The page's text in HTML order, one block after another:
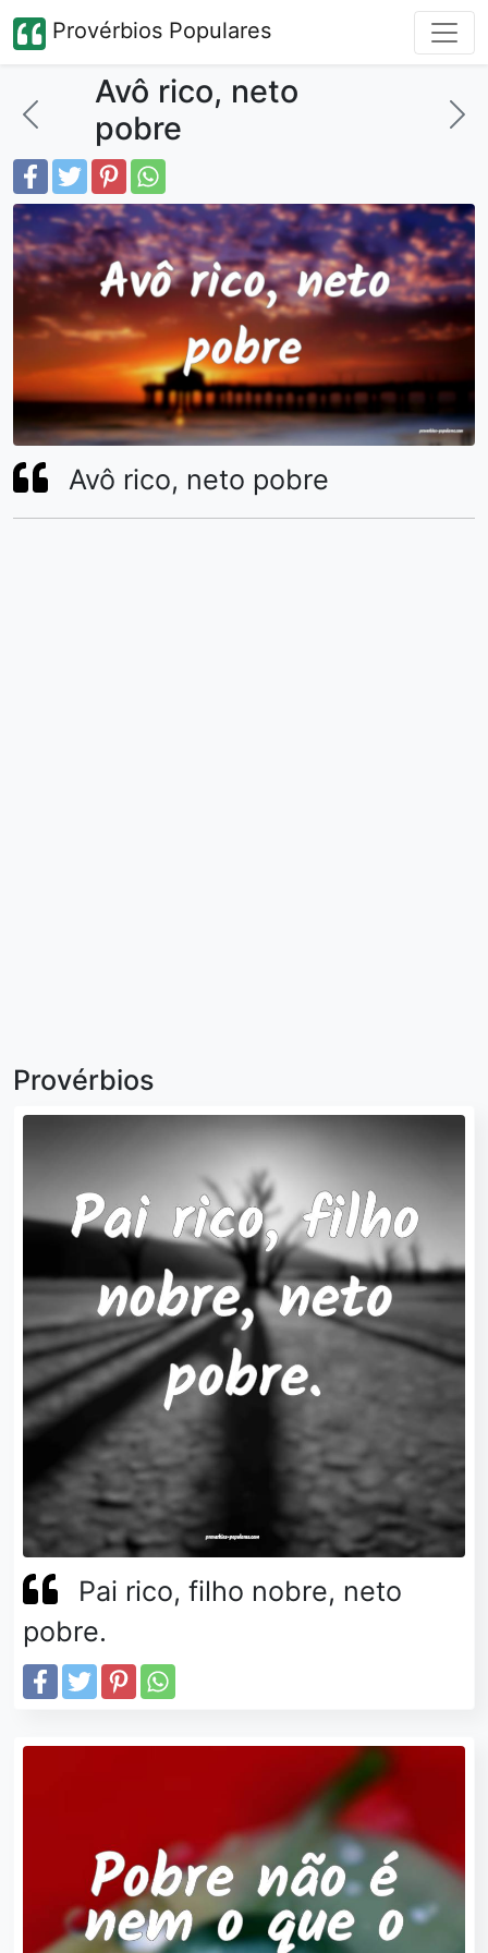
Provérbios Populares
Avô rico, neto
pobre
Avô rico, neto pobre
Provérbios
Pai rico, filho nobre, neto
pobre.